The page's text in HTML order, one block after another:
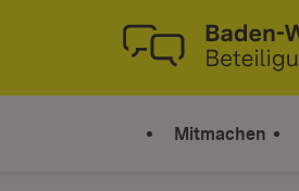
Zum Inhalt springen
Link zur Startseite
Mitmachen